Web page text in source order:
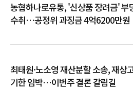
농협하나로유통, '신상품 장려금' 부
수취…공정위 과징금 4억6200만원
최태원·노소영 재산분할 소송, 재상
기한 임박…이번주 결론 갈림길